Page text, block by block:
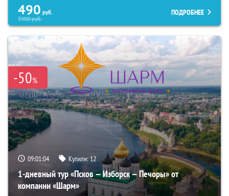
490 руб.
3900руб.
ПОДРОБНЕЕ
-50%
09:01:02 Купили:12
1-дневный тур «Псков — Изборск — Печоры» от
компании «Шарм»